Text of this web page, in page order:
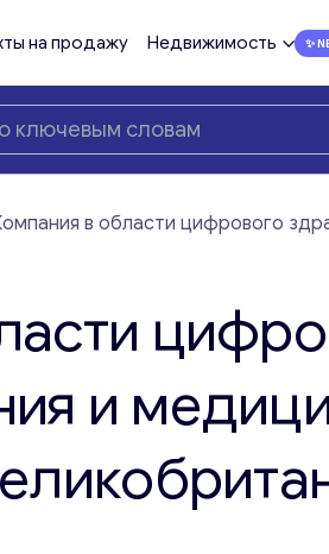
на продажу Недвижимость
в области цифрового
и